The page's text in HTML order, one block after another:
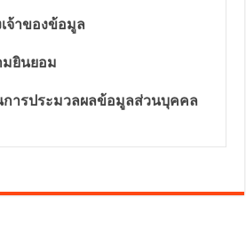
จ้าของข้อมูล
ยินยอม
การประมวลผลข้อมูลส่วนบุคคล